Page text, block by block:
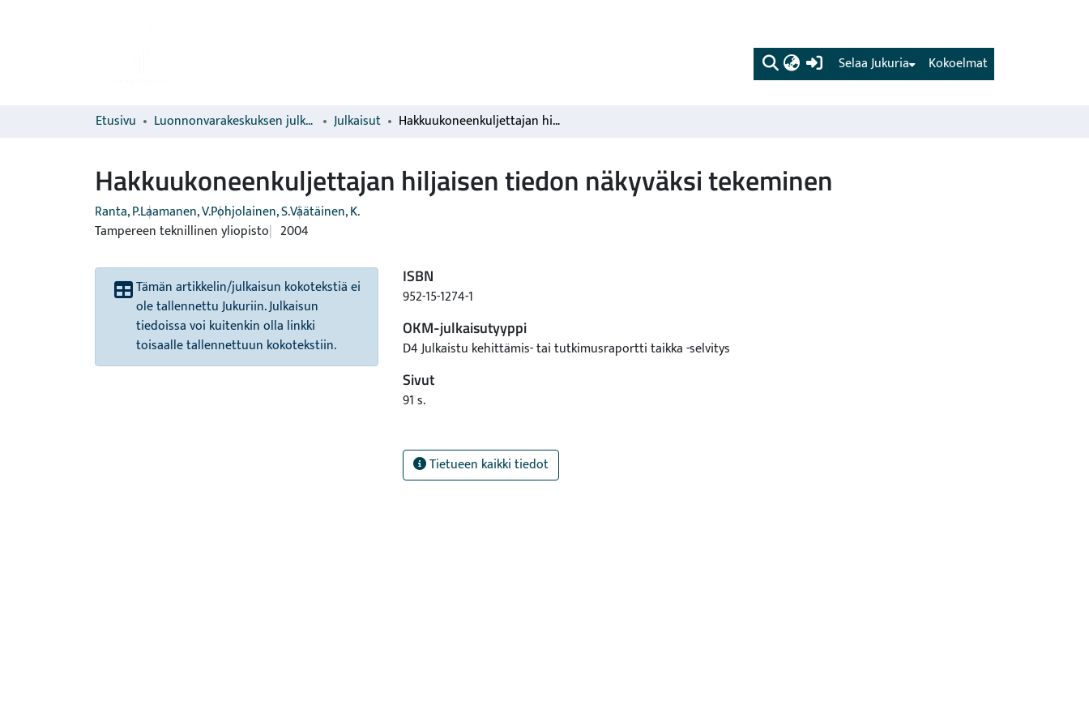
(current) Kokoelmat
Selaa Jukuria
Etusivu Luonnonvarakeskuksen julkaisut Julkaisut Hakkuukoneenkuljettajan hiljaisen tiedon näkyväksi tekeminen
Hakkuukoneenkuljettajan hiljaisen tiedon näkyväksi tekeminen
Ranta, P.Laamanen, V.Pohjolainen, S.Väätäinen, K.
Tampereen teknillinen yliopisto 2004
Tämän artikkelin/julkaisun kokotekstiä ei
ole tallennettu Jukuriin. Julkaisun
tiedoissa voi kuitenkin olla linkki
toisaalle tallennettuun kokotekstiin.
ISBN
952-15-1274-1
OKM-julkaisutyyppi
D4 Julkaistu kehittämis- tai tutkimusraportti taikka -selvitys
Sivut
91 s.
Tietueen kaikki tiedot